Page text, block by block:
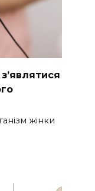
жінки